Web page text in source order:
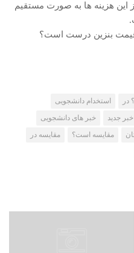
این هزینه ها به صورت مستقیم
قیمت بنزین درست است؟
در
استخدام دانشجویی
خبر جدید
خبر های دانشجویی
مقایسه است؟
مقایسه در